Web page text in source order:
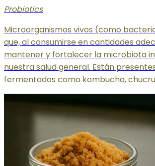
Probiotics
Microorganismos vivos (como
que, al consumirse en cantidades
mantener y fortalecer la microbiota
nuestra salud general. Están
fermentados como kombucha,